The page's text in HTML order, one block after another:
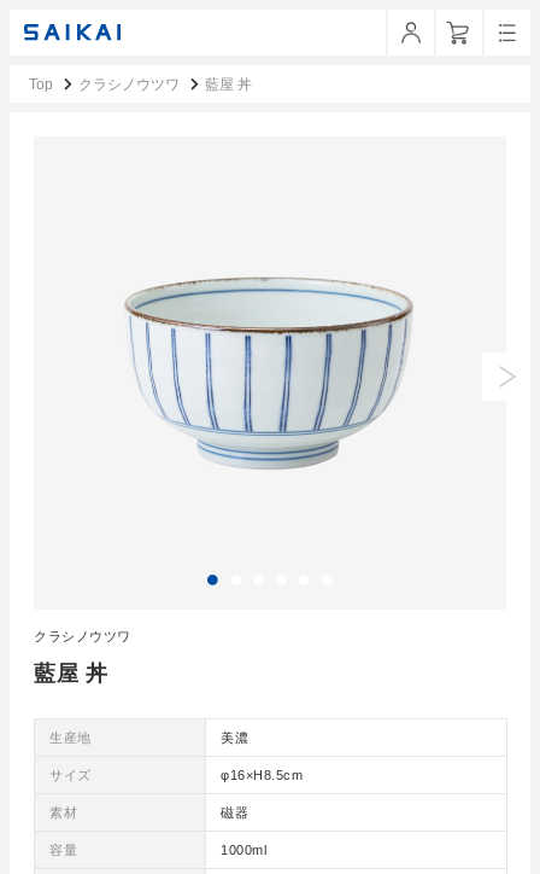
Top クラシノウツワ 藍屋 丼
藍屋 丼
クラシノウツワ
生産地 美濃
サイズ φ16×H8.5cm
素材 磁器
容量 1000ml